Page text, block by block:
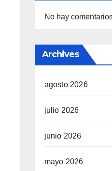
No hay
Archives
agosto 2026
julio 2026
junio 2026
mayo 2026